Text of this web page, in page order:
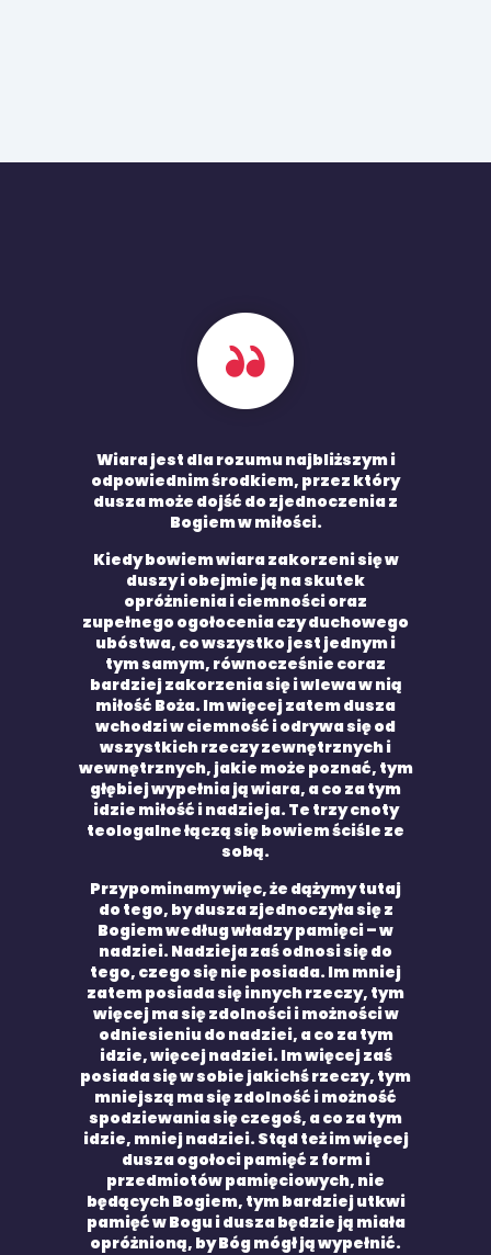
Wiara jest dla rozumu najbliższym i
odpowiednim środkiem, przez który
dusza może dojść do zjednoczenia z
Bogiem w miłości.
Kiedy bowiem wiara zakorzeni się w
duszy i obejmie ją na skutek
opróżnienia i ciemności oraz
zupełnego ogołocenia czy duchowego
ubóstwa, co wszystko jest jednym i
tym samym, równocześnie coraz
bardziej zakorzenia się i wlewa w nią
miłość Boża. Im więcej zatem dusza
wchodzi w ciemność i odrywa się od
wszystkich rzeczy zewnętrznych i
wewnętrznych, jakie może poznać, tym
głębiej wypełnia ją wiara, a co za tym
idzie miłość i nadzieja. Te trzy cnoty
teologalne łączą się bowiem ściśle ze
sobą.
Przypominamy więc, że dążymy tutaj
do tego, by dusza zjednoczyła się z
Bogiem według władzy pamięci – w
nadziei. Nadzieja zaś odnosi się do
tego, czego się nie posiada. Im mniej
zatem posiada się innych rzeczy, tym
więcej ma się zdolności i możności w
odniesieniu do nadziei, a co za tym
idzie, więcej nadziei. Im więcej zaś
posiada się w sobie jakichś rzeczy, tym
mniejszą ma się zdolność i możność
spodziewania się czegoś, a co za tym
idzie, mniej nadziei. Stąd też im więcej
dusza ogołoci pamięć z form i
przedmiotów pamięciowych, nie
będących Bogiem, tym bardziej utkwi
pamięć w Bogu i dusza będzie ją miała
opróżnioną, by Bóg mógł ją wypełnić.